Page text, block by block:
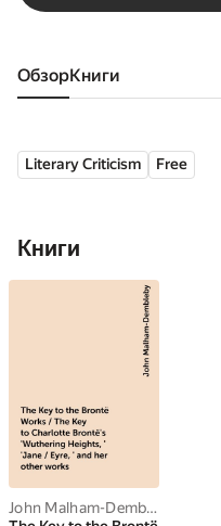
Обзор книги
Literary Criticism Free
Книги
John Malham-Dembleby